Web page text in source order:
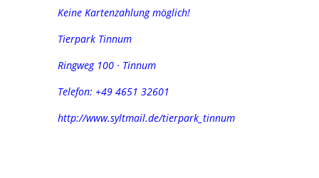
Keine Kartenzahlung möglich!
Tierpark Tinnum
Ringweg 100 · Tinnum
Telefon: +49 4651 32601
http://www.syltmail.de/tierpark_tinnum